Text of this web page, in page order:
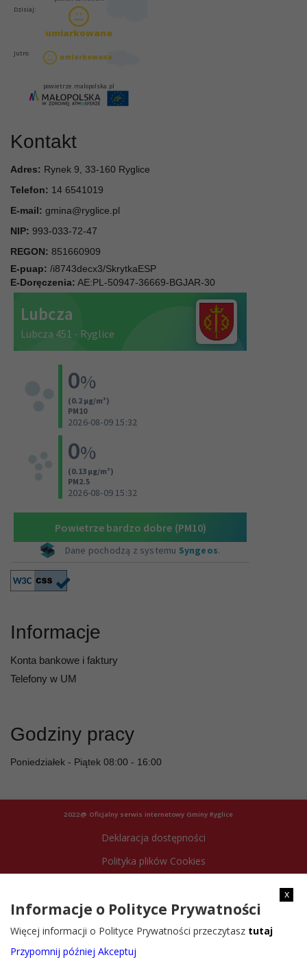
Kontakt
Adres: Rynek 9, 33-160 Ryglice
Telefon: 14 6541019
E-mail: gmina@ryglice.pl
NIP: 993-033-72-47
REGON: 851660909
E-puap: /i8743decx3/SkrytkaESP
E-Doręczenia: AE:PL-50947-36669-BGJAR-30
Informacje
Konta bankowe i faktury
Telefony w UM
Godziny pracy
Poniedziałek - Piątek 08:00 - 16:00
2022@ Oficjalny serwis internetowy Gminy Ryglice
Deklaracja dostępności
Polityka plików Cookies
x
Informacje o Polityce Prywatności
Więcej informacji o Polityce Prywatności przeczytasz tutaj
Przypomnij później Akceptuj